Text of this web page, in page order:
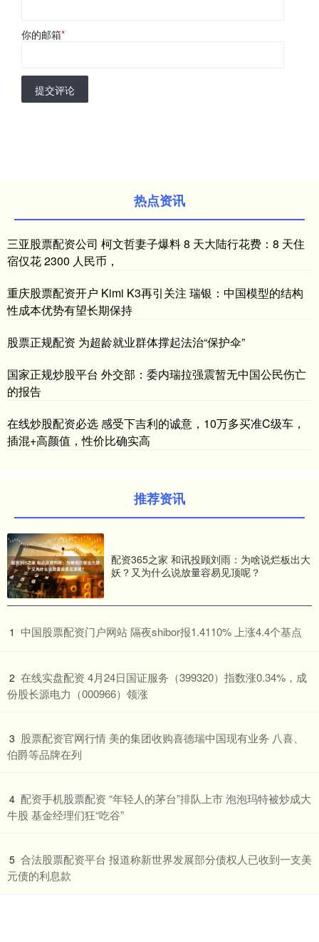
你的邮箱*
提交评论
热点资讯
三亚股票配资公司 柯文哲妻子爆料 8 天大陆行花费：8 天住
宿仅花 2300 人民币，
重庆股票配资开户 Kimi K3再引关注 瑞银：中国模型的结构
性成本优势有望长期保持
股票正规配资 为超龄就业群体撑起法治“保护伞”
国家正规炒股平台 外交部：委内瑞拉强震暂无中国公民伤亡
的报告
在线炒股配资必选 感受下吉利的诚意，10万多买准C级车，
插混+高颜值，性价比确实高
推荐资讯
配资365之家 和讯投顾刘雨：为啥说烂板出大
妖？又为什么说放量容易见顶呢？
1 ​中国股票配资门户网站 隔夜shibor报1.4110% 上涨4.4个基点
2 ​在线实盘配资 4月24日国证服务（399320）指数涨0.34%，成
份股长源电力（000966）领涨
3 ​股票配资官网行情 美的集团收购喜德瑞中国现有业务 八喜、
伯爵等品牌在列
4 ​配资手机股票配资 “年轻人的茅台”排队上市 泡泡玛特被炒成大
牛股 基金经理们狂“吃谷”
5 ​合法股票配资平台 报道称新世界发展部分债权人已收到一支美
元债的利息款